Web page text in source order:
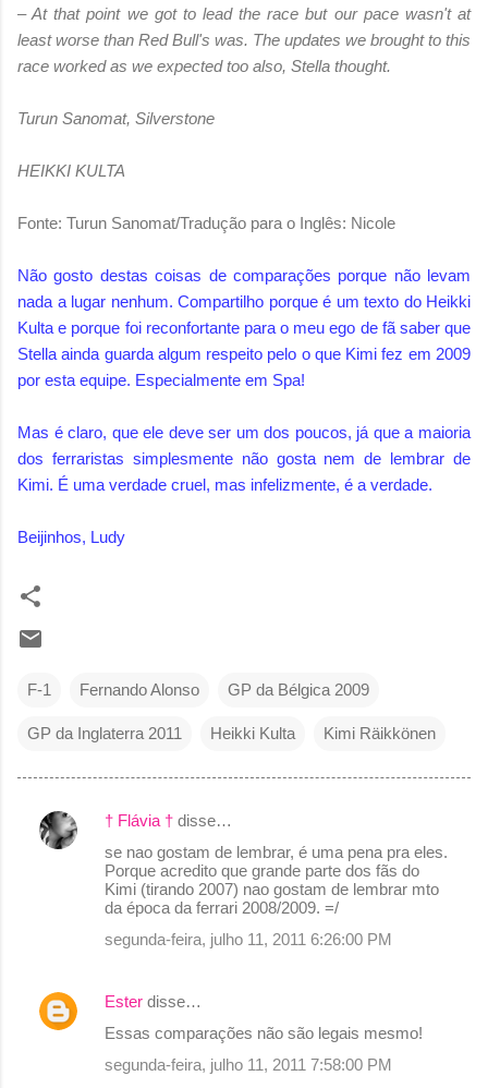
– At that point we got to lead the race but our pace wasn't at
least worse than Red Bull's was. The updates we brought to this
race worked as we expected too also, Stella thought.
Turun Sanomat, Silverstone
HEIKKI KULTA
Fonte: Turun Sanomat/Tradução para o Inglês: Nicole
Não gosto destas coisas de comparações porque não levam
nada a lugar nenhum. Compartilho porque é um texto do Heikki
Kulta e porque foi reconfortante para o meu ego de fã saber que
Stella ainda guarda algum respeito pelo o que Kimi fez em 2009
por esta equipe. Especialmente em Spa!
Mas é claro, que ele deve ser um dos poucos, já que a maioria
dos ferraristas simplesmente não gosta nem de lembrar de
Kimi. É uma verdade cruel, mas infelizmente, é a verdade.
Beijinhos, Ludy
F-1 Fernando Alonso GP da Bélgica 2009
GP da Inglaterra 2011 Heikki Kulta Kimi Räikkönen
C
á
† Flávia † disse…
se nao gostam de lembrar, é uma pena pra eles.
Porque acredito que grande parte dos fãs do
Kimi (tirando 2007) nao gostam de lembrar mto
da época da ferrari 2008/2009. =/
segunda-feira, julho 11, 2011 6:26:00 PM
Ester disse…
Essas comparações não são legais mesmo!
segunda-feira, julho 11, 2011 7:58:00 PM